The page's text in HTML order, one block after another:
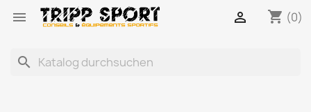
 shopping_cart (0)

search